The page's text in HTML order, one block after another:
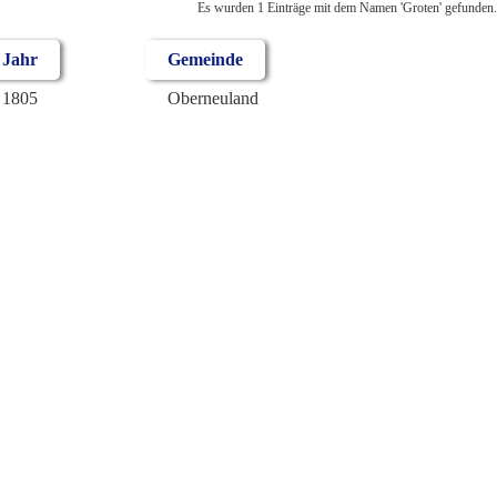
Es wurden 1 Einträge mit dem Namen 'Groten' gefunden.
Jahr Gemeinde
1805 Oberneuland